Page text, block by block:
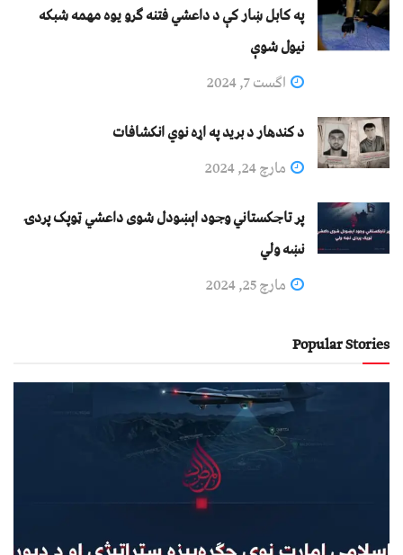
په کابل ښار کې د داعشي فتنه ګرو يوه مهمه شبکه
نيول شوې
اگست 7, 2024
د کندهار د برید په اړه نوي انکشافات
مارچ 24, 2024
پر تاجکستاني وجود اېښودل شوی داعشي ټوپک پردۍ
نښه ولي
مارچ 25, 2024
Popular Stories